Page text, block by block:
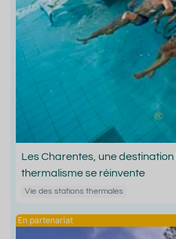
Les Charentes, une
thermalisme se réinvente
Vie des stations thermales